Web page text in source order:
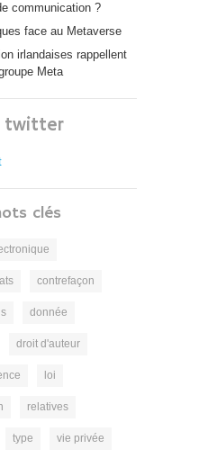
communication ?
face au Metaverse
irlandaises rappellent
Meta
twitter
clés
contrefaçon
donnée
droit d'auteur
loi
relatives
type vie privée